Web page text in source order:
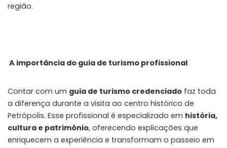
região.
A importância do guia de turismo profissional
Contar com um guia de turismo credenciado faz toda
a diferença durante a visita ao centro histórico de
Petrópolis. Esse profissional é especializado em história,
cultura e patrimônio, oferecendo explicações que
enriquecem a experiência e transformam o passeio em